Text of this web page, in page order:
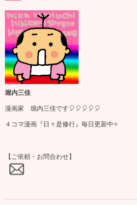
堀内三佳
漫画家 堀内三佳です🎈🎈🎈🎈🎈
４コマ漫画『日々是修行』毎日更新中⭐️
【ご依頼・お問合わせ】